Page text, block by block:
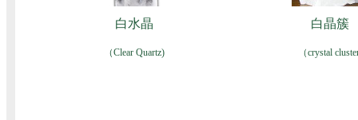
白水晶
（Clear Quartz)
白晶簇
（crystal